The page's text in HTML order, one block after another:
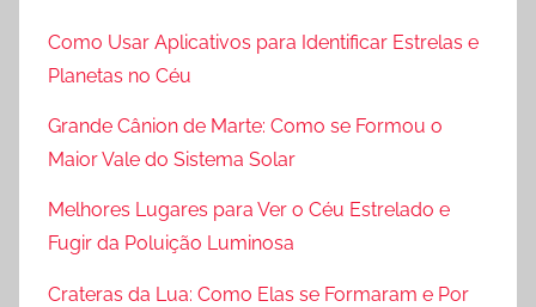
Como Usar Aplicativos para Identificar Estrelas e
Planetas no Céu
Grande Cânion de Marte: Como se Formou o
Maior Vale do Sistema Solar
Melhores Lugares para Ver o Céu Estrelado e
Fugir da Poluição Luminosa
Crateras da Lua: Como Elas se Formaram e Por